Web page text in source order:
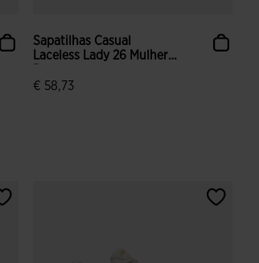
Sapatilhas Casual
Laceless Lady 26 Mulher
€ 58,73